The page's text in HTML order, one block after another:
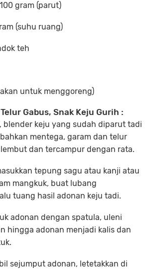
gram (parut)
(suhu ruang)
teh
untuk menggoreng)
Gabus, Snak Keju Gurih :
blender keju yang sudah diparut tadi
mentega, garam dan telur
dan tercampur dengan rata.
tepung sagu atau kanji atau
mangkuk, buat lubang
tuang hasil adonan keju tadi.
adonan dengan spatula, uleni
hingga adonan menjadi kalis dan
sejumput adonan, letetakkan di